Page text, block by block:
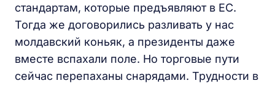
стандартам, которые предъявляют в ЕС.
Тогда же договорились разливать у нас
молдавский коньяк, а президенты даже
вместе вспахали поле. Но торговые пути
сейчас перепаханы снарядами. Трудности в